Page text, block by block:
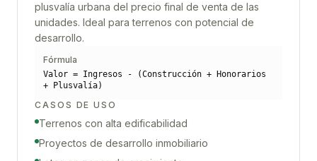
plusvalía urbana del precio final de venta de las
unidades. Ideal para terrenos con potencial de
desarrollo.
Fórmula
Valor = Ingresos - (Construcción + Honorarios
+ Plusvalía)
CASOS DE USO
Terrenos con alta edificabilidad
Proyectos de desarrollo inmobiliario